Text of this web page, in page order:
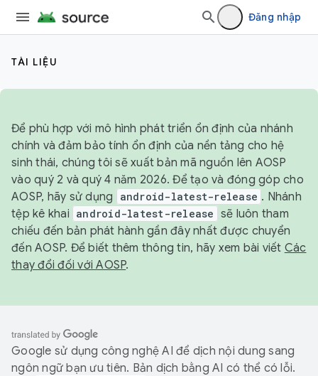
Đăng nhập
TÀI LIỆU
Để phù hợp với mô hình phát triển ổn định của nhánh
chính và đảm bảo tính ổn định của nền tảng cho hệ
sinh thái, chúng tôi sẽ xuất bản mã nguồn lên AOSP
vào quý 2 và quý 4 năm 2026. Để tạo và đóng góp cho
AOSP, hãy sử dụng
android-latest-release . Nhánh
tệp kê khai android-latest-release sẽ luôn tham
chiếu đến bản phát hành gần đây nhất được chuyển
đến AOSP. Để biết thêm thông tin, hãy xem bài viết Các
thay đổi đối với AOSP.
Google sử dụng công nghệ AI để dịch nội dung sang
ngôn ngữ bạn ưu tiên. Bản dịch bằng AI có thể có lỗi.